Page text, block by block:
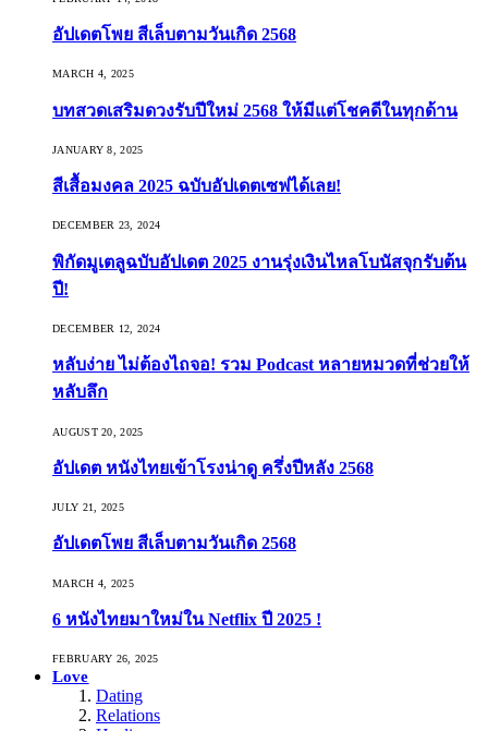
อัปเดตโพย สีเล็บตามวันเกิด 2568
MARCH 4, 2025
บทสวดเสริมดวงรับปีใหม่ 2568 ให้มีแต่โชคดีในทุกด้าน
JANUARY 8, 2025
สีเสื้อมงคล 2025 ฉบับอัปเดตเซฟได้เลย!
DECEMBER 23, 2024
พิกัดมูเตลูฉบับอัปเดต 2025 งานรุ่งเงินไหลโบนัสจุกรับต้น
ปี!
DECEMBER 12, 2024
หลับง่าย ไม่ต้องไถจอ! รวม Podcast หลายหมวดที่ช่วยให้
หลับลึก
AUGUST 20, 2025
อัปเดต หนังไทยเข้าโรงน่าดู ครึ่งปีหลัง 2568
JULY 21, 2025
อัปเดตโพย สีเล็บตามวันเกิด 2568
MARCH 4, 2025
6 หนังไทยมาใหม่ใน Netflix ปี 2025 !
FEBRUARY 26, 2025
Love
Dating
Relations